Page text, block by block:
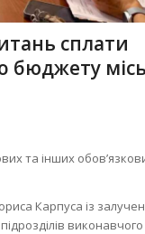
сплати
бюджету
та інших
Карпуса із
виконавчого